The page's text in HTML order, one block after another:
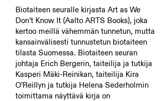
Biotaiteen seuralle kirjasta Art as We
Don’t Know It (Aalto ARTS Books), joka
kertoo meillä vähemmän tunnetun, mutta
kansainvälisesti tunnustetun biotaiteen
tilasta Suomessa. Biotaiteen seuran
johtaja Erich Bergerin, taiteilija ja tutkija
Kasperi Mäki-Reinikan, taiteilija Kira
O’Reillyn ja tutkija Helena Sederholmin
toimittama näyttävä kirja on